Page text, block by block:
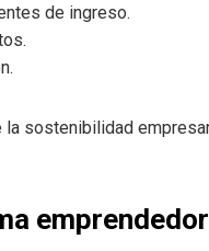
de ingreso.
sostenibilidad
emprendedor